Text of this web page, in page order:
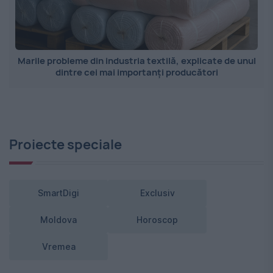
Marile probleme din industria textilă, explicate de unul
dintre cei mai importanți producători
Proiecte speciale
SmartDigi Exclusiv
Moldova Horoscop
Vremea